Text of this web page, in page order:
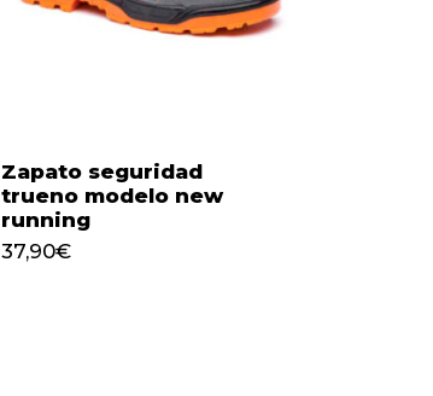
Zapato seguridad
trueno modelo new
running
37,90€